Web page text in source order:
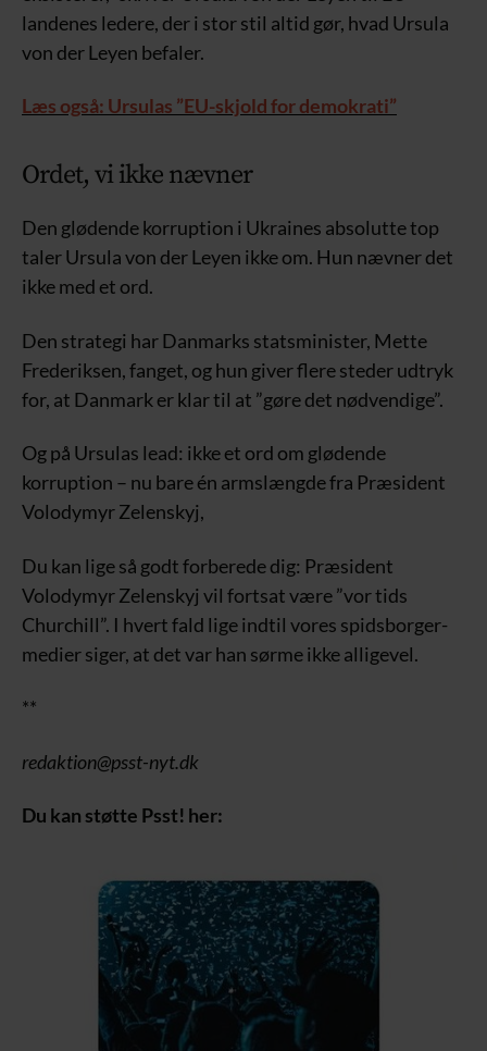
landenes ledere, der i stor stil altid gør, hvad Ursula
von der Leyen befaler.
Læs også: Ursulas ”EU-skjold for demokrati”
Ordet, vi ikke nævner
Den glødende korruption i Ukraines absolutte top
taler Ursula von der Leyen ikke om. Hun nævner det
ikke med et ord.
Den strategi har Danmarks statsminister, Mette
Frederiksen, fanget, og hun giver flere steder udtryk
for, at Danmark er klar til at ”gøre det nødvendige”.
Og på Ursulas lead: ikke et ord om glødende
korruption – nu bare én armslængde fra Præsident
Volodymyr Zelenskyj,
Du kan lige så godt forberede dig: Præsident
Volodymyr Zelenskyj vil fortsat være ”vor tids
Churchill”. I hvert fald lige indtil vores spidsborger-
medier siger, at det var han sørme ikke alligevel.
**
redaktion@psst-nyt.dk
Du kan støtte Psst! her: